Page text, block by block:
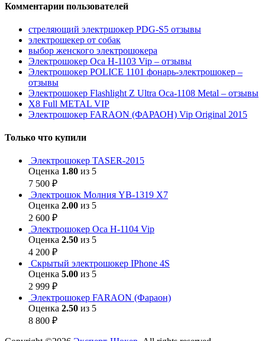
Комментарии пользователей
стреляющий электршокер PDG-S5 отзывы
электрошекер от собак
выбор женского электрошокера
Электрошокер Оса H-1103 Vip – отзывы
Электрошокер POLICE 1101 фонарь-электрошокер –
отзывы
Электрошокер Flashlight Z Ultra Оса-1108 Metal – отзывы
Х8 Full METAL VIP
Электрошокер FARAON (ФАРАОН) Vip Original 2015
Только что купили
Электрошокер TASER-2015
Оценка 1.80 из 5
7 500 ₽
Электрошок Молния YB-1319 Х7
Оценка 2.00 из 5
2 600 ₽
Электрошокер Оса H-1104 Vip
Оценка 2.50 из 5
4 200 ₽
Скрытый электрошокер IPhone 4S
Оценка 5.00 из 5
2 999 ₽
Электрошокер FARAON (Фараон)
Оценка 2.50 из 5
8 800 ₽